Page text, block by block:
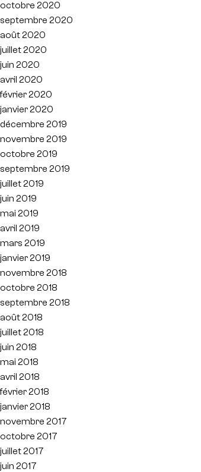
octobre 2020
septembre 2020
août 2020
juillet 2020
juin 2020
avril 2020
février 2020
janvier 2020
décembre 2019
novembre 2019
octobre 2019
septembre 2019
juillet 2019
juin 2019
mai 2019
avril 2019
mars 2019
janvier 2019
novembre 2018
octobre 2018
septembre 2018
août 2018
juillet 2018
juin 2018
mai 2018
avril 2018
février 2018
janvier 2018
novembre 2017
octobre 2017
juillet 2017
juin 2017